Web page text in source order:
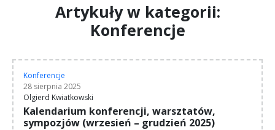
Artykuły w kategorii:
Konferencje
Konferencje
28 sierpnia 2025
Olgierd Kwiatkowski
Kalendarium konferencji, warsztatów,
sympozjów (wrzesień – grudzień 2025)